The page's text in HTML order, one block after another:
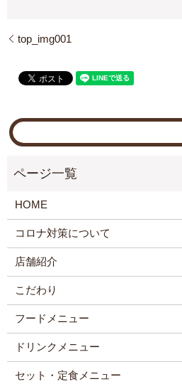
top_img001
HOME
コロナ対策について
店舗紹介
こだわり
フードメニュー
ドリンクメニュー
セット・定食メニュー